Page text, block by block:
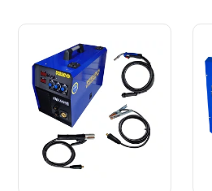
Verifique também a tensão de
bivolt), o ciclo de trabalho do
acessórios necessários, como tocha,
Explore nosso catálogo completo de
modelos, potências e fabricantes e
seu processo. Compre com
suporte técnico especializado.